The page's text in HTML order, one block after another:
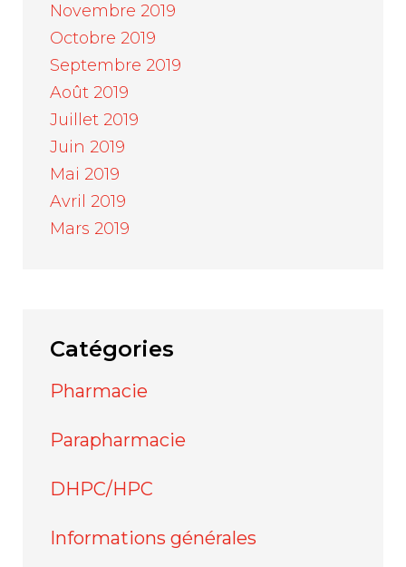
Novembre 2019
Octobre 2019
Septembre 2019
Août 2019
Juillet 2019
Juin 2019
Mai 2019
Avril 2019
Mars 2019
Catégories
Pharmacie
Parapharmacie
DHPC/HPC
Informations générales